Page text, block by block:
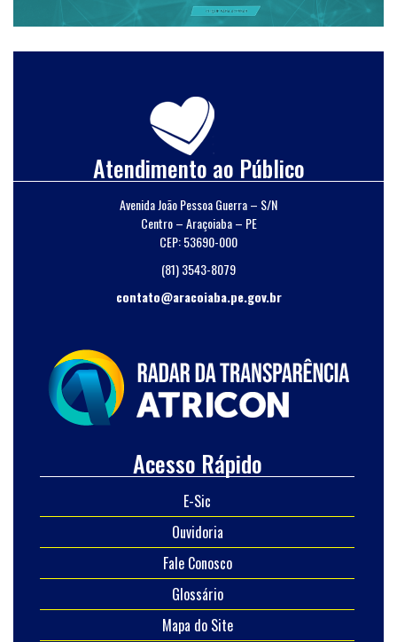
Atendimento ao Público
Avenida João Pessoa Guerra – S/N
Centro – Araçoiaba – PE
CEP: 53690-000
(81) 3543-8079
contato@aracoiaba.pe.gov.br
Acesso Rápido
E-Sic
Ouvidoria
Fale Conosco
Glossário
Mapa do Site